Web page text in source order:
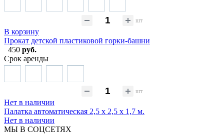
шт
В корзину
Прокат детской пластиковой горки-башни
450 руб.
Срок аренды
шт
Нет в наличии
Палатка автоматическая 2,5 х 2,5 х 1,7 м.
Нет в наличии
МЫ В СОЦСЕТЯХ